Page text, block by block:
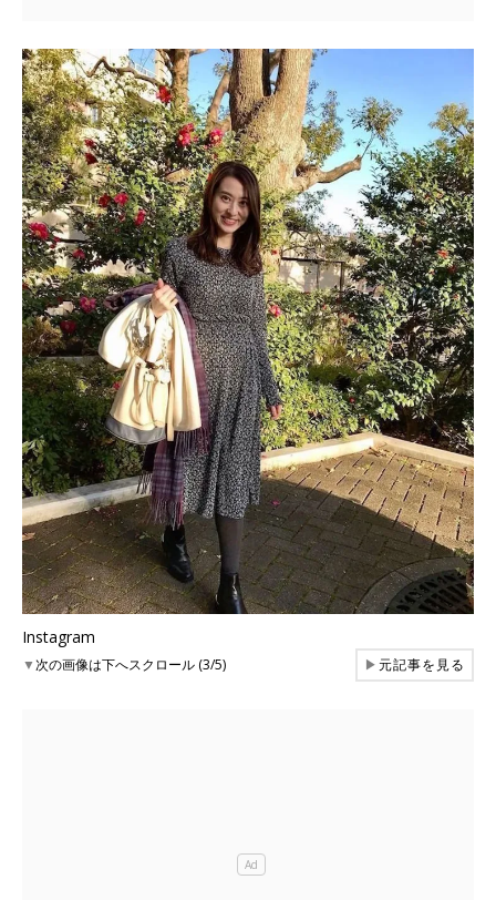
Instagram
▼次の画像は下へスクロール (3/5) ▶元記事を見る